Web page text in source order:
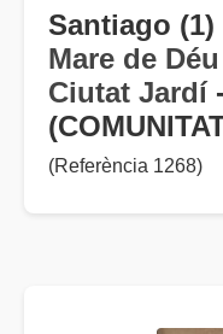
Santiago (1)
Mare de
Ciutat Jardí
(Referència 1268)